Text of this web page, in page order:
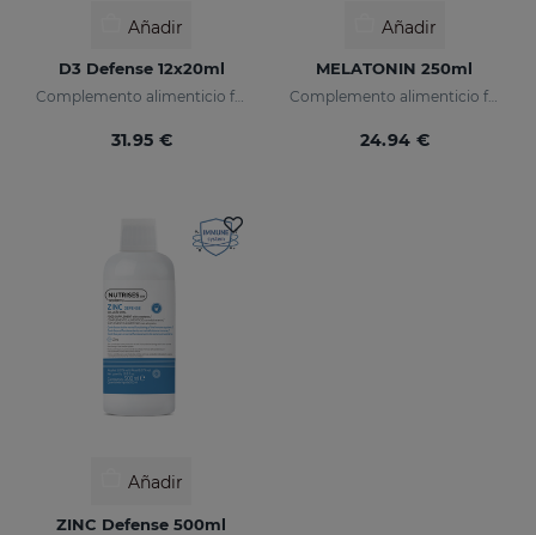
Añadir
D3 Defense 12x20ml
Complemento alimenticio formulado con vitamina D3 encapsulada.
31.95 €
Añadir
MELATONIN 250ml
Complemento alimenticio formulado con melatonina encapsulada.
24.94 €
Añadir
ZINC Defense 500ml